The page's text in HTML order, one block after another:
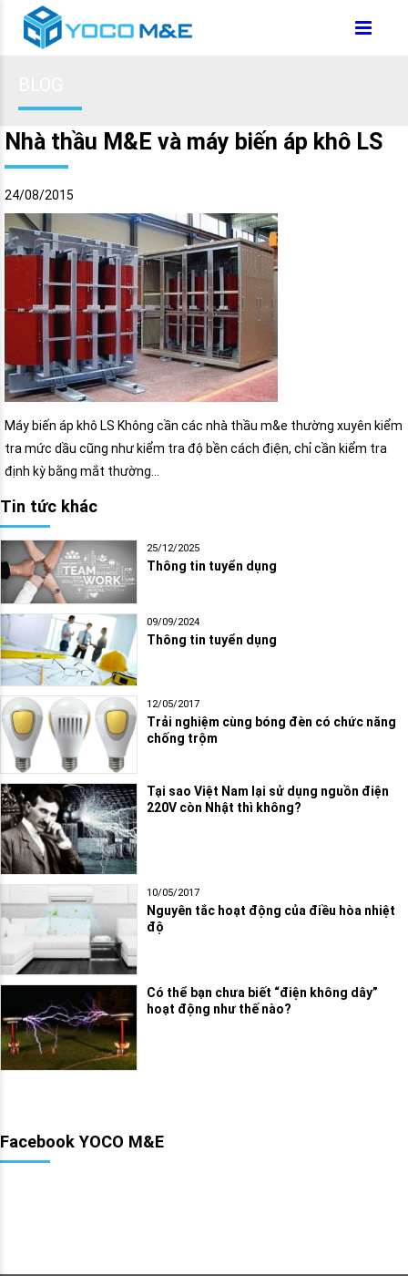
Nhà thầu M&E và máy biến áp khô LS
24/08/2015
Máy biến áp khô LS Không cần các nhà thầu m&e thường xuyên kiểm
tra mức dầu cũng như kiểm tra độ bền cách điện, chỉ cần kiểm tra
định kỳ bằng mắt thường…
Tin tức khác
25/12/2025
Thông tin tuyển dụng
09/09/2024
Thông tin tuyển dụng
12/05/2017
Trải nghiệm cùng bóng đèn có chức năng
chống trộm
Tại sao Việt Nam lại sử dụng nguồn điện
220V còn Nhật thì không?
10/05/2017
Nguyên tắc hoạt động của điều hòa nhiệt
độ
Có thể bạn chưa biết “điện không dây”
hoạt động như thế nào?
Facebook YOCO M&E